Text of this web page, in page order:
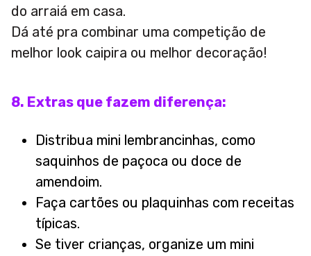
do arraiá em casa.
Dá até pra combinar uma competição de
melhor look caipira ou melhor decoração!
8. Extras que fazem diferença:
Distribua mini lembrancinhas, como
saquinhos de paçoca ou doce de
amendoim.
Faça cartões ou plaquinhas com receitas
típicas.
Se tiver crianças, organize um mini